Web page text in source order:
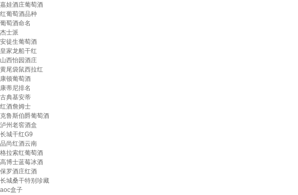
嘉娃酒庄葡萄酒
红葡萄酒品种
葡萄酒命名
杰士派
安徒生葡萄酒
皇家龙船干红
山西怡园酒庄
黄尾袋鼠西拉红
康顿葡萄酒
康蒂尼排名
古典基安蒂
红酒詹姆士
克鲁斯伯爵葡萄酒
泸州老窖酒盒
长城干红G9
品尚红酒云南
格拉索红葡萄酒
高博士蓝莓冰酒
保罗酒庄红酒
长城桑干特别珍藏
aoc盒子